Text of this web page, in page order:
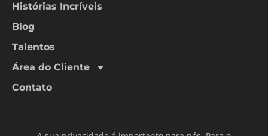
Histórias Incríveis
Blog
Talentos
Área do Cliente
Contato